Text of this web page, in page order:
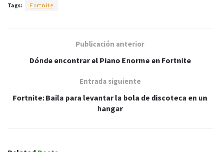
Tags: Fortnite
Publicación anterior
Dónde encontrar el Piano Enorme en Fortnite
Entrada siguiente
Fortnite: Baila para levantar la bola de discoteca en un
hangar